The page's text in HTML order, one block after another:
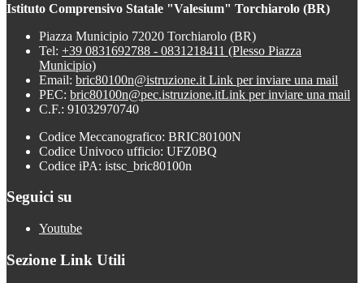
Istituto Comprensivo Statale "Valesium" Torchiarolo (BR)
Piazza Municipio 72020 Torchiarolo (BR)
Tel: +39 0831692788 - 0831218411 (Plesso Piazza
Municipio)
Email: bric80100n@istruzione.it Link per inviare una mail
PEC: bric80100n@pec.istruzione.itLink per inviare una mail
C.F.: 91032970740
Codice Meccanografico: BRIC80100N
Codice Univoco ufficio: UFZ0BQ
Codice iPA: istsc_bric80100n
Seguici su
Youtube
Sezione Link Utili